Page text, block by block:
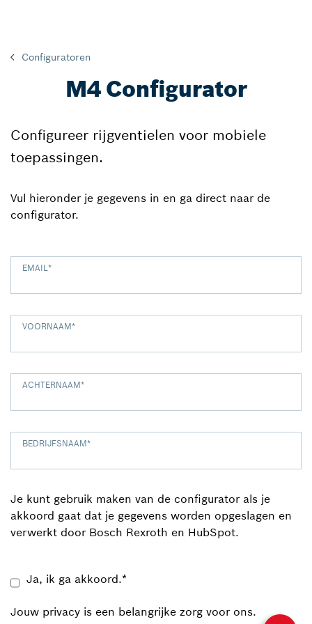
Configuratoren
M4 Configurator
Configureer rijgventielen voor mobiele
toepassingen.
Vul hieronder je gegevens in en ga direct naar de
configurator.
EMAIL*
VOORNAAM*
ACHTERNAAM*
BEDRIJFSNAAM*
Je kunt gebruik maken van de configurator als je
akkoord gaat dat je gegevens worden opgeslagen en
verwerkt door Bosch Rexroth en HubSpot.
Ja, ik ga akkoord.*
Jouw privacy is een belangrijke zorg voor ons.